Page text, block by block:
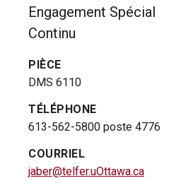
Engagement Spécial
Continu
PIÈCE
DMS 6110
TÉLÉPHONE
613-562-5800 poste 4776
COURRIEL
jaber@telfer.uOttawa.ca